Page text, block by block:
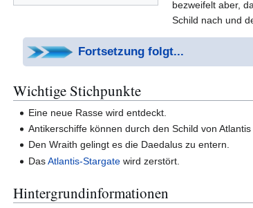
bezweifelt aber,
Schild nach und
Fortsetzung folgt...
Wichtige Stichpunkte
Eine neue Rasse wird entdeckt.
Antikerschiffe können durch den Schild von
Den Wraith gelingt es die Daedalus zu entern.
DasAtlantis-Stargate wird zerstört.
Hintergrundinformationen